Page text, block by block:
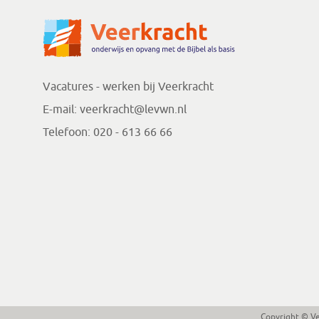
Vacatures - werken bij Veerkracht
E-mail: veerkracht@levwn.nl
Telefoon: 020 - 613 66 66
Copyright ©